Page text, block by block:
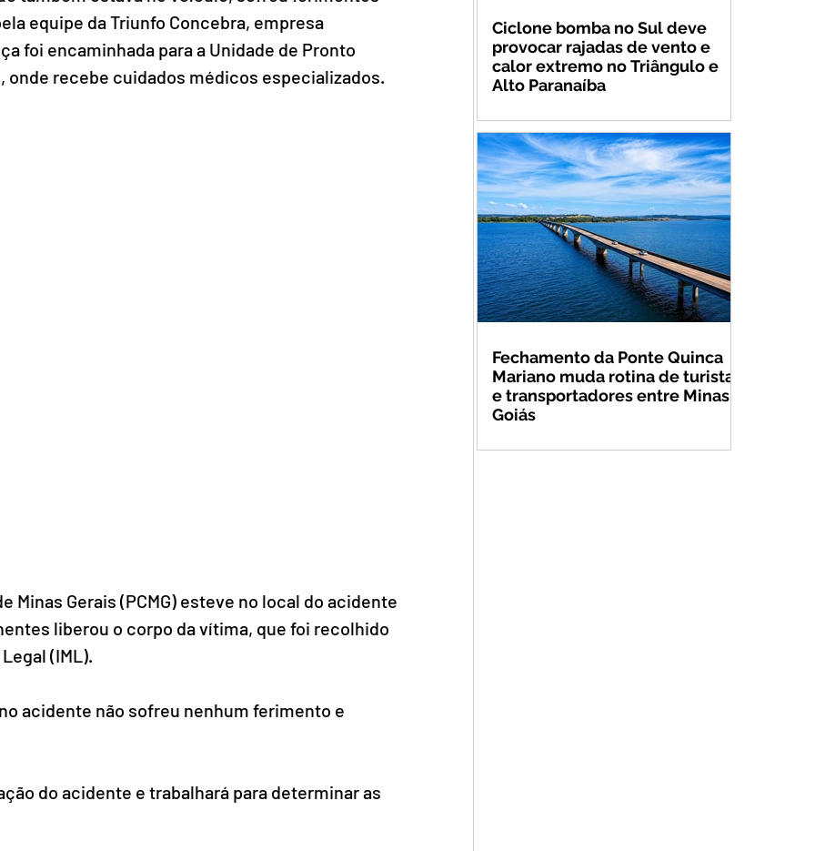
equipe da Triunfo Concebra, empresa
foi encaminhada para a Unidade de Pronto
onde recebe cuidados médicos especializados.
Minas Gerais (PCMG) esteve no local do acidente
liberou o corpo da vítima, que foi recolhido
(IML).
acidente não sofreu nenhum ferimento e
do acidente e trabalhará para determinar as
Ciclone bomba no Sul deve
provocar rajadas de vento e
calor extremo no Triângulo e
Alto Paranaíba
Fechamento da Ponte Quinca
Mariano muda rotina de turistas
e transportadores entre Minas e
Goiás